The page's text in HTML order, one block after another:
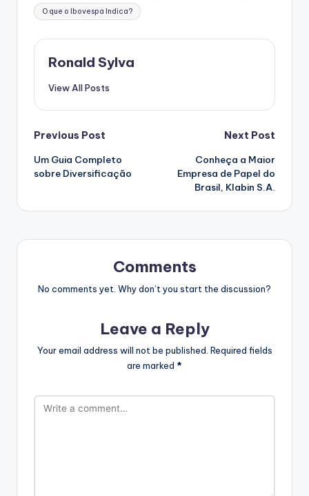
O que o Ibovespa Indica?
Ronald Sylva
View All Posts
Post
navigation
Previous Post
Um Guia Completo
sobre Diversificação
Next Post
Conheça a Maior
Empresa de Papel do
Brasil, Klabin S.A.
Comments
No comments yet. Why don’t you start the discussion?
Leave a Reply
Your email address will not be published. Required fields
are marked *